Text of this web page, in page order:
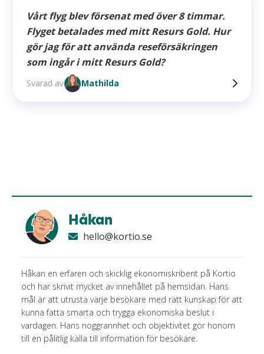
Vårt flyg blev försenat med över 8 timmar.
Flyget betalades med mitt Resurs Gold. Hur
gör jag för att använda reseförsäkringen
som ingår i mitt Resurs Gold?
Svarad av Mathilda
Håkan
hello@kortio.se
Håkan en erfaren och skicklig ekonomiskribent på Kortio
och har skrivit mycket av innehållet på hemsidan. Hans
mål är att utrusta varje besökare med rätt kunskap för att
kunna fatta smarta och trygga ekonomiska beslut i
vardagen. Hans noggrannhet och objektivitet gör honom
till en pålitlig källa till information för besökare.